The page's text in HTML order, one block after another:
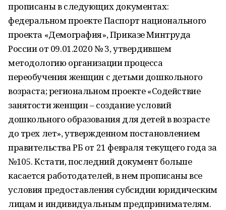
прописаны в следующих документах:
федеральном проекте Паспорт национального
проекта «Демография», Приказе Минтруда
России от 09.01.2020 № 3, утвердившем
методологию организации процесса
переобучения женщин с детьми дошкольного
возраста; региональном проекте «Содействие
занятости женщин – создание условий
дошкольного образования для детей в возрасте
до трех лет», утвержденном постановлением
правительства РБ от 21 февраля текущего года за
№105. Кстати, последний документ больше
касается работодателей, в нем прописаны все
условия предоставления субсидии юридическим
лицам и индивидуальным предпринимателям.